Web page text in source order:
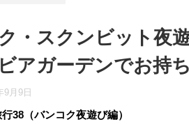
・スクンビット夜
アガーデンでお持
9月9日
38（バンコク夜遊び編）